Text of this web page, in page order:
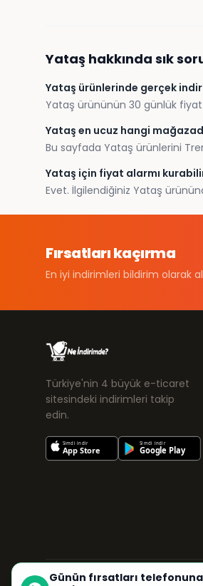
Yataş hakkında sık
Yataş ürünlerinde gerçek
Yataş ürününün 30 günlük
Yataş en ucuz hangi
Bu sayfada Yataş ürünlerini
Yataş için fiyat alarmı
Evet. İlgilendiğiniz Yataş
Fırsatları kaçırma
En iyi indirimleri bildirim olarak
Türkiye'nin 4 büyük e-ticaret
sitesindeki indirimleri takip
edin.
Günün fırsatları telefonuna